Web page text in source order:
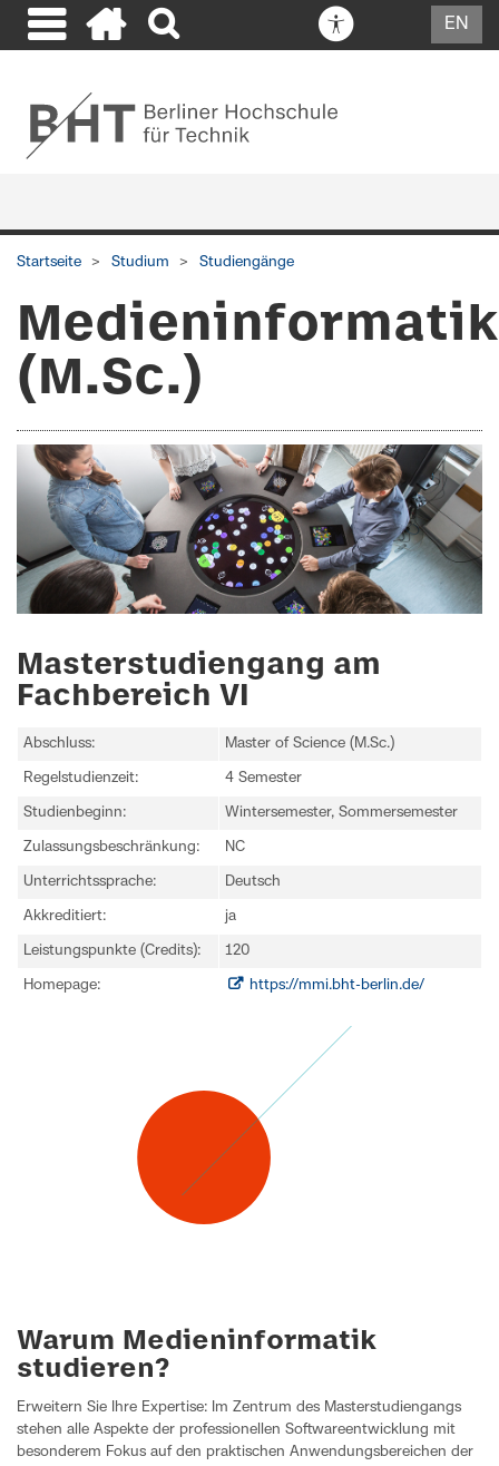
EN
Startseite Studium Studiengänge
Medieninformatik
(M.Sc.)
Masterstudiengang am
Fachbereich VI
Abschluss: Master of Science (M.Sc.)
Regelstudienzeit: 4 Semester
Studienbeginn: Wintersemester, Sommersemester
Zulassungsbeschränkung: NC
Unterrichtssprache: Deutsch
Akkreditiert: ja
Leistungspunkte (Credits): 120
Homepage: https://mmi.bht-berlin.de/
Warum Medieninformatik
studieren?
Erweitern Sie Ihre Expertise: Im Zentrum des Masterstudiengangs
stehen alle Aspekte der professionellen Softwareentwicklung mit
besonderem Fokus auf den praktischen Anwendungsbereichen der